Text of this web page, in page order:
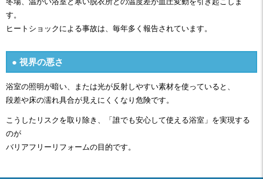
す。
ヒートショックによる事故は、毎年多く報告されています。
● 視界の悪さ
浴室の照明が暗い、または光が反射しやすい素材を使っていると、
段差や床の濡れ具合が見えにくくなり危険です。
こうしたリスクを取り除き、「誰でも安心して使える浴室」を実現する
のが
バリアフリーリフォームの目的です。